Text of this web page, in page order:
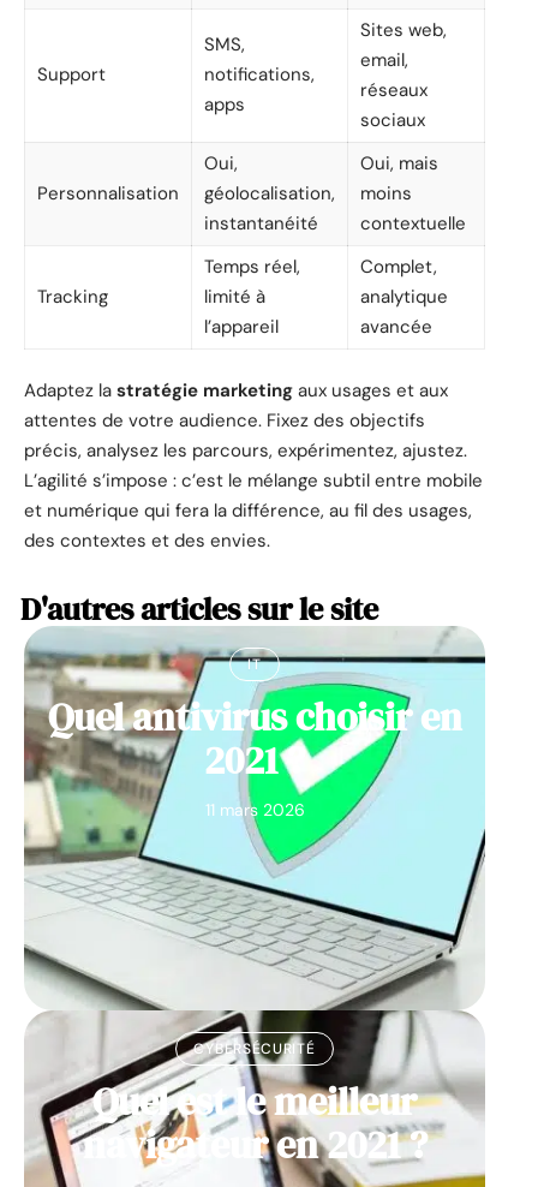
Support
SMS,
notifications,
apps
Sites web,
email,
réseaux
sociaux
Personnalisation
Oui,
géolocalisation,
instantanéité
Oui, mais
moins
contextuelle
Tracking
Temps réel,
limité à
l’appareil
Complet,
analytique
avancée
Adaptez la stratégie marketing aux usages et aux
attentes de votre audience. Fixez des objectifs
précis, analysez les parcours, expérimentez, ajustez.
L’agilité s’impose : c’est le mélange subtil entre mobile
et numérique qui fera la différence, au fil des usages,
des contextes et des envies.
D'autres articles sur le site
IT
Quel antivirus choisir en
2021 ?
11 mars 2026
CYBERSÉCURITÉ
Quel est le meilleur
navigateur en 2021 ?